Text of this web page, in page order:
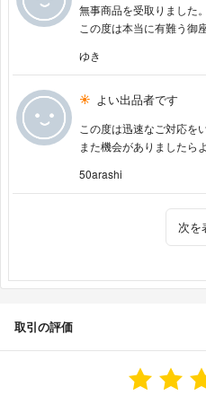
無事商品を受取りました。
この度は本当に有難う御
ゆき
よい出品者です
この度は迅速なご対応を
また機会がありましたら
50arashi
次を
取引の評価